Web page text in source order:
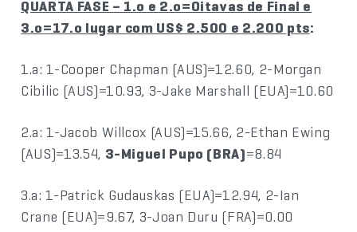
QUARTA FASE – 1.o e 2.o=Oitavas de Final e
3.o=17.o lugar com US$ 2.500 e 2.200 pts:
1.a: 1-Cooper Chapman (AUS)=12.60, 2-Morgan
Cibilic (AUS)=10.93, 3-Jake Marshall (EUA)=10.60
2.a: 1-Jacob Willcox (AUS)=15.66, 2-Ethan Ewing
(AUS)=13.54, 3-Miguel Pupo (BRA)=8.84
3.a: 1-Patrick Gudauskas (EUA)=12.94, 2-Ian
Crane (EUA)=9.67, 3-Joan Duru (FRA)=0.00